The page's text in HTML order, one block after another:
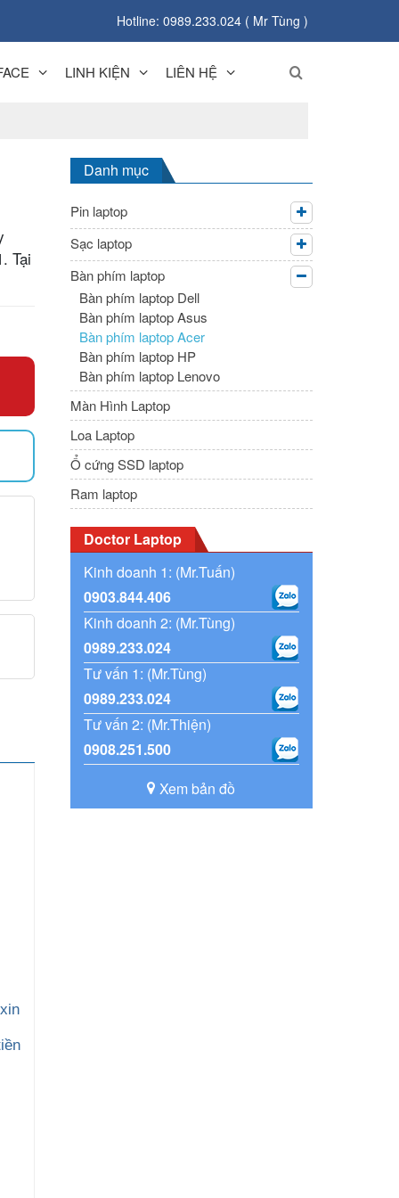
Hotline: 0989.233.024 ( Mr Tùng )
LINH KIỆN LIÊN HỆ
Tại
Danh mục
Pin laptop
Sạc laptop
Bàn phím laptop
Bàn phím laptop Dell
Bàn phím laptop Asus
Bàn phím laptop Acer
Bàn phím laptop HP
Bàn phím laptop Lenovo
Màn Hình Laptop
Loa Laptop
Ổ cứng SSD laptop
Ram laptop
Doctor Laptop
Kinh doanh 1: (Mr.Tuấn)
0903.844.406
Kinh doanh 2: (Mr.Tùng)
0989.233.024
Tư vấn 1: (Mr.Tùng)
0989.233.024
Tư vấn 2: (Mr.Thiện)
0908.251.500
Xem bản đồ